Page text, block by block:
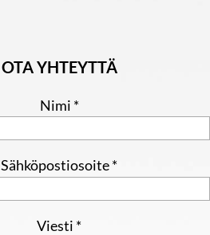
OTA YHTEYTTÄ
Nimi *
Sähköpostiosoite *
Viesti *